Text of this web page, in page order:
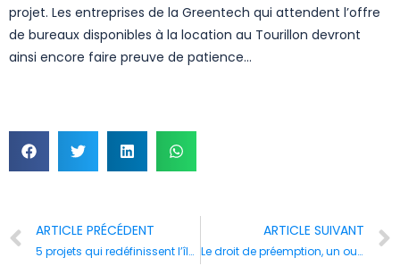
projet. Les entreprises de la Greentech qui attendent l’offre
de bureaux disponibles à la location au Tourillon devront
ainsi encore faire preuve de patience…
ARTICLE PRÉCÉDENT
5 projets qui redéfinissent l’île de Nantes
ARTICLE SUIVANT
Le droit de préemption, un outil au service des personnes publiques